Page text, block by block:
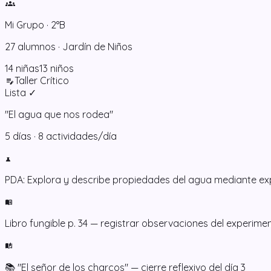
groups
Mi Grupo · 2°B
27 alumnos · Jardín de Niños
14 niñas13 niños
edit_noteTaller Crítico
Lista ✓
"El agua que nos rodea"
5 días · 8 actividades/día
science
PDA: Explora y describe propiedades del agua mediante
menu_book
Libro fungible p. 34 — registrar observaciones del
auto_stories
📚 "El señor de los charcos" — cierre reflexivo del día 3